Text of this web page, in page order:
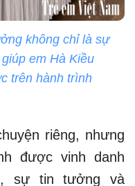
không chỉ là sự
em Hà Kiều
trên hành trình
riêng, nhưng
được vinh danh
sự tin tưởng và